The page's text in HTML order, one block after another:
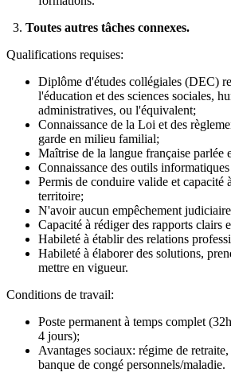
3. Toutes autres tâches connexes.
Qualifications requises:
Diplôme d'études collégiales (DEC)
l'éducation et des sciences sociales,
administratives, ou l'équivalent;
Connaissance de la Loi et des
garde en milieu familial;
Maîtrise de la langue française parlée
Connaissance des outils
Permis de conduire valide et capacité
territoire;
N'avoir aucun empêchement
Capacité à rédiger des rapports clairs
Habileté à établir des relations
Habileté à élaborer des solutions,
mettre en vigueur.
Conditions de travail:
Poste permanent à temps complet
4 jours);
Avantages sociaux: régime de
banque de congé personnels/maladie.